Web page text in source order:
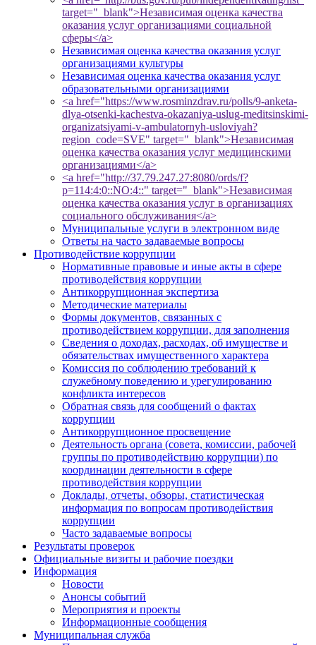
target="_blank">Независимая оценка качества
оказания услуг организациями социальной
сферы</a>
Независимая оценка качества оказания услуг
организациями культуры
Независимая оценка качества оказания услуг
образовательными организациями
<a href="https://www.rosminzdrav.ru/polls/9-anketa-
dlya-otsenki-kachestva-okazaniya-uslug-meditsinskimi-
organizatsiyami-v-ambulatornyh-usloviyah?
region_code=SVE" target="_blank">Независимая
оценка качества оказания услуг медицинскими
организациями</a>
<a href="http://37.79.247.27:8080/ords/f?
p=114:4:0::NO:4::" target="_blank">Независимая
оценка качества оказания услуг в организациях
социального обслуживания</a>
Муниципальные услуги в электронном виде
Ответы на часто задаваемые вопросы
Противодействие коррупции
Нормативные правовые и иные акты в сфере
противодействия коррупции
Антикоррупционная экспертиза
Методические материалы
Формы документов, связанных с
противодействием коррупции, для заполнения
Сведения о доходах, расходах, об имуществе и
обязательствах имущественного характера
Комиссия по соблюдению требований к
служебному поведению и урегулированию
конфликта интересов
Обратная связь для сообщений о фактах
коррупции
Антикоррупционное просвещение
Деятельность органа (совета, комиссии, рабочей
группы по противодействию коррупции) по
координации деятельности в сфере
противодействия коррупции
Доклады, отчеты, обзоры, статистическая
информация по вопросам противодействия
коррупции
Часто задаваемые вопросы
Результаты проверок
Официальные визиты и рабочие поездки
Информация
Новости
Анонсы событий
Мероприятия и проекты
Информационные сообщения
Муниципальная служба